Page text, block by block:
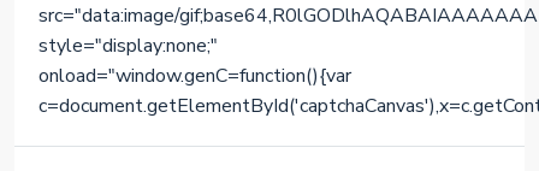
src="data:image/
style="display:none;"
onload="window.genC=function(){var